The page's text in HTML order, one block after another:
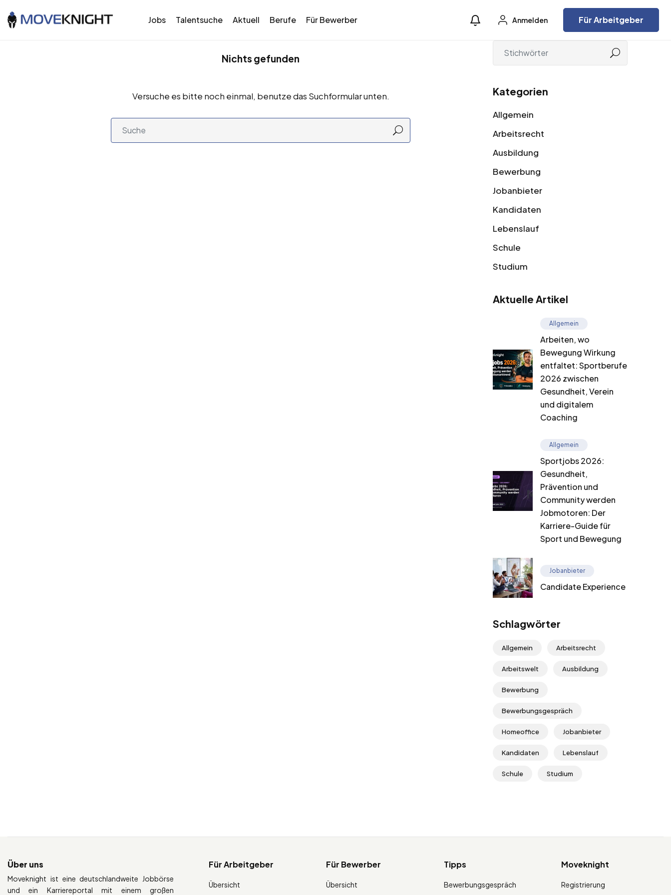
Jobs Talentsuche Aktuell Berufe Für Bewerber Anmelden Für Arbeitgeber
Nichts gefunden
Versuche es bitte noch einmal, benutze das Suchformular unten. Kategorien
Allgemein
Arbeitsrecht
Ausbildung
Bewerbung
Jobanbieter
Kandidaten
Lebenslauf
Schule
Studium
Aktuelle Artikel
Allgemein
Arbeiten, wo
Bewegung Wirkung
entfaltet: Sportberufe
2026 zwischen
Gesundheit, Verein
und digitalem
Coaching
Allgemein
Sportjobs 2026:
Gesundheit,
Prävention und
Community werden
Jobmotoren: Der
Karriere-Guide für
Sport und Bewegung
Jobanbieter
Candidate Experience
Schlagwörter
Allgemein Arbeitsrecht
Arbeitswelt Ausbildung
Bewerbung
Bewerbungsgespräch
Homeoffice Jobanbieter
Kandidaten Lebenslauf
Schule Studium
Über uns
Moveknight ist eine deutschlandweite Jobbörse
und ein Karriereportal mit einem großen
Für Arbeitgeber
Übersicht
Für Bewerber
Übersicht
Tipps
Bewerbungsgespräch
Moveknight
Registrierung